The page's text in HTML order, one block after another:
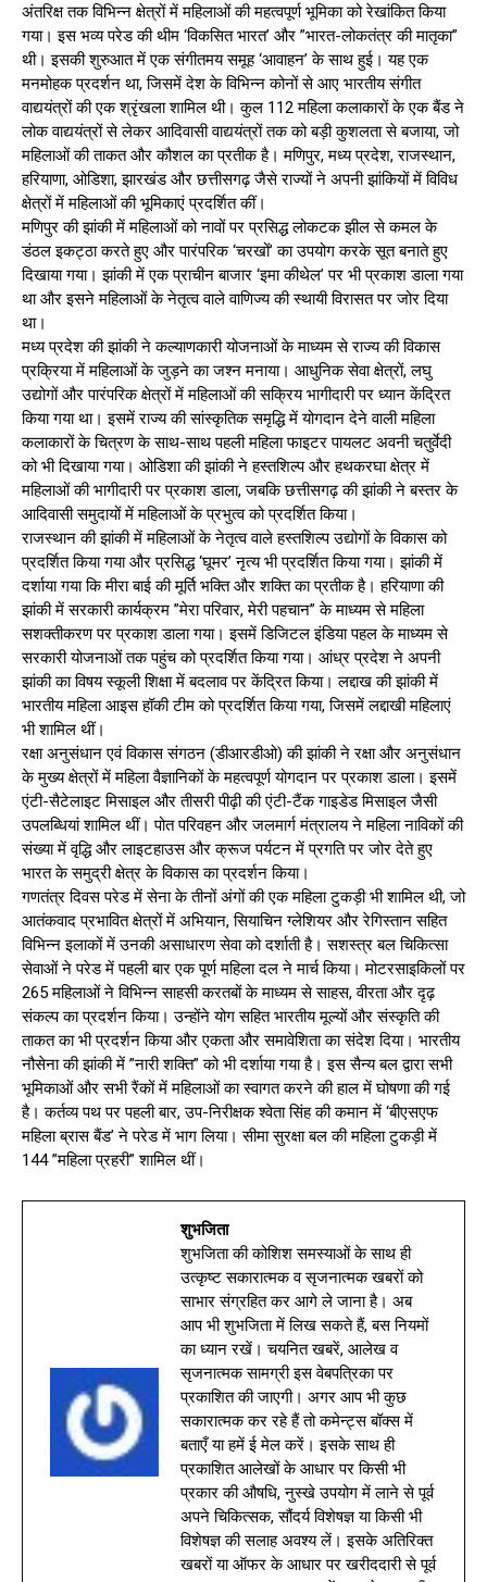
अंतरिक्ष तक विभिन्न क्षेत्रों में महिलाओं की महत्वपूर्ण भूमिका को रेखांकित किया
गया। इस भव्य परेड की थीम ‘विकसित भारत’ और ”भारत-लोकतंत्र की मातृका”
थी। इसकी शुरुआत में एक संगीतमय समूह ‘आवाहन’ के साथ हुई। यह एक
मनमोहक प्रदर्शन था, जिसमें देश के विभिन्न कोनों से आए भारतीय संगीत
वाद्ययंत्रों की एक श्रृंखला शामिल थी। कुल 112 महिला कलाकारों के एक बैंड ने
लोक वाद्ययंत्रों से लेकर आदिवासी वाद्ययंत्रों तक को बड़ी कुशलता से बजाया, जो
महिलाओं की ताकत और कौशल का प्रतीक है। मणिपुर, मध्य प्रदेश, राजस्थान,
हरियाणा, ओडिशा, झारखंड और छत्तीसगढ़ जैसे राज्यों ने अपनी झांकियों में विविध
क्षेत्रों में महिलाओं की भूमिकाएं प्रदर्शित कीं।
मणिपुर की झांकी में महिलाओं को नावों पर प्रसिद्ध लोकटक झील से कमल के
डंठल इकट्ठा करते हुए और पारंपरिक ‘चरखों’ का उपयोग करके सूत बनाते हुए
दिखाया गया। झांकी में एक प्राचीन बाजार ‘इमा कीथेल’ पर भी प्रकाश डाला गया
था और इसने महिलाओं के नेतृत्व वाले वाणिज्य की स्थायी विरासत पर जोर दिया
था।
मध्य प्रदेश की झांकी ने कल्याणकारी योजनाओं के माध्यम से राज्य की विकास
प्रक्रिया में महिलाओं के जुड़ने का जश्न मनाया। आधुनिक सेवा क्षेत्रों, लघु
उद्योगों और पारंपरिक क्षेत्रों में महिलाओं की सक्रिय भागीदारी पर ध्यान केंद्रित
किया गया था। इसमें राज्य की सांस्कृतिक समृद्धि में योगदान देने वाली महिला
कलाकारों के चित्रण के साथ-साथ पहली महिला फाइटर पायलट अवनी चतुर्वेदी
को भी दिखाया गया। ओडिशा की झांकी ने हस्तशिल्प और हथकरघा क्षेत्र में
महिलाओं की भागीदारी पर प्रकाश डाला, जबकि छत्तीसगढ़ की झांकी ने बस्तर के
आदिवासी समुदायों में महिलाओं के प्रभुत्व को प्रदर्शित किया।
राजस्थान की झांकी में महिलाओं के नेतृत्व वाले हस्तशिल्प उद्योगों के विकास को
प्रदर्शित किया गया और प्रसिद्ध ‘घूमर’ नृत्य भी प्रदर्शित किया गया। झांकी में
दर्शाया गया कि मीरा बाई की मूर्ति भक्ति और शक्ति का प्रतीक है। हरियाणा की
झांकी में सरकारी कार्यक्रम ”मेरा परिवार, मेरी पहचान” के माध्यम से महिला
सशक्तीकरण पर प्रकाश डाला गया। इसमें डिजिटल इंडिया पहल के माध्यम से
सरकारी योजनाओं तक पहुंच को प्रदर्शित किया गया। आंध्र प्रदेश ने अपनी
झांकी का विषय स्कूली शिक्षा में बदलाव पर केंद्रित किया। लद्दाख की झांकी में
भारतीय महिला आइस हॉकी टीम को प्रदर्शित किया गया, जिसमें लद्दाखी महिलाएं
भी शामिल थीं।
रक्षा अनुसंधान एवं विकास संगठन (डीआरडीओ) की झांकी ने रक्षा और अनुसंधान
के मुख्य क्षेत्रों में महिला वैज्ञानिकों के महत्वपूर्ण योगदान पर प्रकाश डाला। इसमें
एंटी-सैटेलाइट मिसाइल और तीसरी पीढ़ी की एंटी-टैंक गाइडेड मिसाइल जैसी
उपलब्धियां शामिल थीं। पोत परिवहन और जलमार्ग मंत्रालय ने महिला नाविकों की
संख्या में वृद्धि और लाइटहाउस और क्रूज पर्यटन में प्रगति पर जोर देते हुए
भारत के समुद्री क्षेत्र के विकास का प्रदर्शन किया।
गणतंत्र दिवस परेड में सेना के तीनों अंगों की एक महिला टुकड़ी भी शामिल थी, जो
आतंकवाद प्रभावित क्षेत्रों में अभियान, सियाचिन ग्लेशियर और रेगिस्तान सहित
विभिन्न इलाकों में उनकी असाधारण सेवा को दर्शाती है। सशस्त्र बल चिकित्सा
सेवाओं ने परेड में पहली बार एक पूर्ण महिला दल ने मार्च किया। मोटरसाइकिलों पर
265 महिलाओं ने विभिन्न साहसी करतबों के माध्यम से साहस, वीरता और दृढ़
संकल्प का प्रदर्शन किया। उन्होंने योग सहित भारतीय मूल्यों और संस्कृति की
ताकत का भी प्रदर्शन किया और एकता और समावेशिता का संदेश दिया। भारतीय
नौसेना की झांकी में ”नारी शक्ति” को भी दर्शाया गया है। इस सैन्य बल द्वारा सभी
भूमिकाओं और सभी रैंकों में महिलाओं का स्वागत करने की हाल में घोषणा की गई
है। कर्तव्य पथ पर पहली बार, उप-निरीक्षक श्वेता सिंह की कमान में ‘बीएसएफ
महिला ब्रास बैंड’ ने परेड में भाग लिया। सीमा सुरक्षा बल की महिला टुकड़ी में
144 ”महिला प्रहरी” शामिल थीं।
शुभजिता
शुभजिता की कोशिश समस्याओं के साथ ही
उत्कृष्ट सकारात्मक व सृजनात्मक खबरों को
साभार संग्रहित कर आगे ले जाना है। अब
आप भी शुभजिता में लिख सकते हैं, बस नियमों
का ध्यान रखें। चयनित खबरें, आलेख व
सृजनात्मक सामग्री इस वेबपत्रिका पर
प्रकाशित की जाएगी। अगर आप भी कुछ
सकारात्मक कर रहे हैं तो कमेन्ट्स बॉक्स में
बताएँ या हमें ई मेल करें। इसके साथ ही
प्रकाशित आलेखों के आधार पर किसी भी
प्रकार की औषधि, नुस्खे उपयोग में लाने से पूर्व
अपने चिकित्सक, सौंदर्य विशेषज्ञ या किसी भी
विशेषज्ञ की सलाह अवश्य लें। इसके अतिरिक्त
खबरों या ऑफर के आधार पर खरीददारी से पूर्व